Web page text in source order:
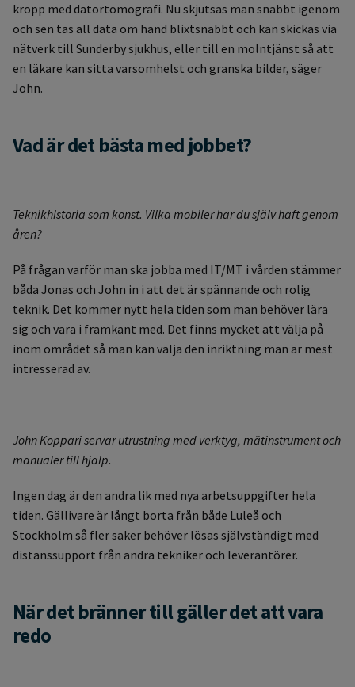
kropp med datortomografi. Nu skjutsas man snabbt igenom
och sen tas all data om hand blixtsnabbt och kan skickas via
nätverk till Sunderby sjukhus, eller till en molntjänst så att
en läkare kan sitta varsomhelst och granska bilder, säger
John.
Vad är det bästa med jobbet?
Teknikhistoria som konst. Vilka mobiler har du själv haft genom
åren?
På frågan varför man ska jobba med IT/MT i vården stämmer
båda Jonas och John in i att det är spännande och rolig
teknik. Det kommer nytt hela tiden som man behöver lära
sig och vara i framkant med. Det finns mycket att välja på
inom området så man kan välja den inriktning man är mest
intresserad av.
John Koppari servar utrustning med verktyg, mätinstrument och
manualer till hjälp.
Ingen dag är den andra lik med nya arbetsuppgifter hela
tiden. Gällivare är långt borta från både Luleå och
Stockholm så fler saker behöver lösas självständigt med
distanssupport från andra tekniker och leverantörer.
När det bränner till gäller det att vara
redo